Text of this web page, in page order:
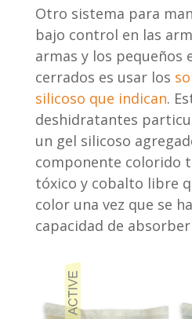
Otro sistema para
bajo control en las
armas y los pequeños
cerrados es usar los
silicoso que indican.
deshidratantes
un gel silicoso
componente colorido
tóxico y cobalto libre
color una vez que se
capacidad de